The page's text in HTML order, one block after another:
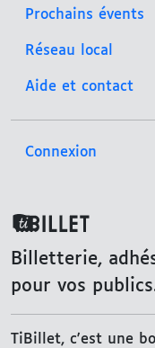
Prochains évents
Réseau local
Aide et contact
Connexion
Billetterie,
pour vos
TiBillet, c'est une